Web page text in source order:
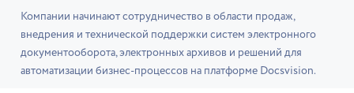
Компании начинают сотрудничество в области продаж,
внедрения и технической поддержки систем электронного
документооборота, электронных архивов и решений для
автоматизации бизнес-процессов на платформе Docsvision.